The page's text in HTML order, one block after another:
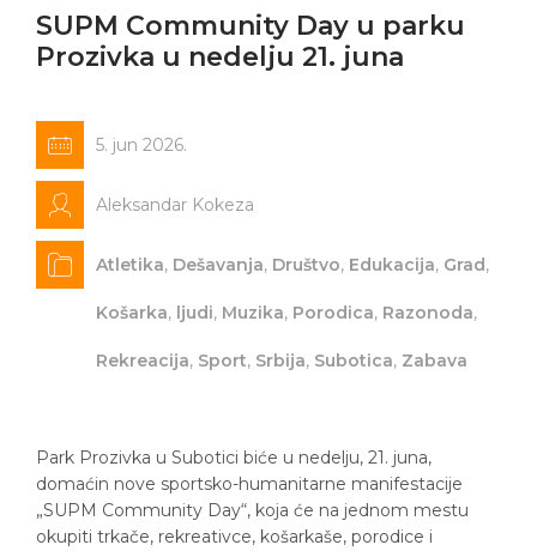
SUPM Community Day u parku
Prozivka u nedelju 21. juna
5. jun 2026.
Aleksandar Kokeza
Atletika, Dešavanja, Društvo, Edukacija, Grad,
Košarka, ljudi, Muzika, Porodica, Razonoda,
Rekreacija, Sport, Srbija, Subotica, Zabava
Park Prozivka u Subotici biće u nedelju, 21. juna,
domaćin nove sportsko-humanitarne manifestacije
„SUPM Community Day“, koja će na jednom mestu
okupiti trkače, rekreativce, košarkaše, porodice i